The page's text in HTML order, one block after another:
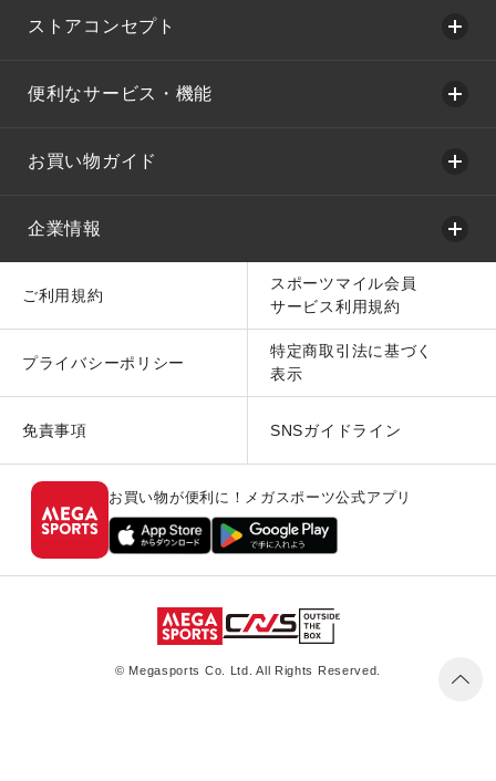
ストアコンセプト
便利なサービス・機能
お買い物ガイド
企業情報
ご利用規約
スポーツマイル会員
サービス利用規約
プライバシーポリシー
特定商取引法に基づく
表示
免責事項 SNSガイドライン
お買い物が便利に！メガスポーツ公式アプリ
© Megasports Co. Ltd. All Rights Reserved.